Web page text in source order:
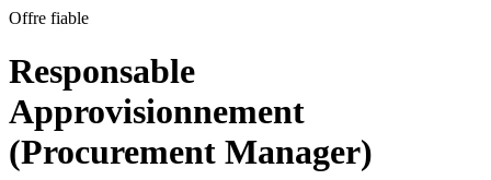
Offre fiable
Responsable
Approvisionnement
(Procurement Manager)